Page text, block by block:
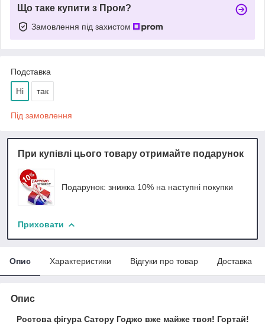
Що таке купити з Пром?
Замовлення під захистом
Подставка
Ні так
Під замовлення
При купівлі цього товару отримайте подарунок
Подарунок: знижка 10% на наступні покупки
Приховати
Опис Характеристики Відгуки про товар Доставка
Опис
Ростова фігура Сатору Годжо вже майже твоя! Гортай!